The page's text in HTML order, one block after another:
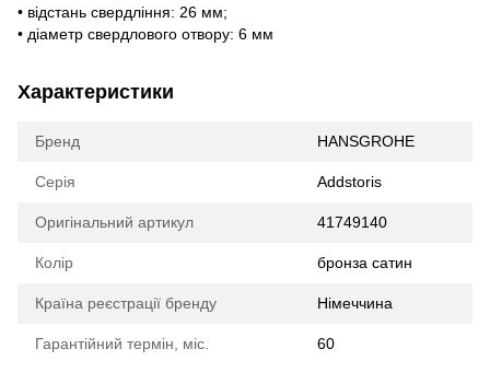
• відстань свердління: 26 мм;
• діаметр свердлового отвору: 6 мм
Характеристики
Бренд HANSGROHE
Серія Addstoris
Оригінальний артикул 41749140
Колір бронза сатин
Країна реєстрації бренду Німеччина
Гарантійний термін, міс. 60